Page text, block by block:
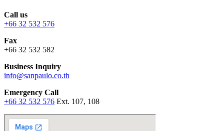
Call us
+66 32 532 576
Fax
+66 32 532 582
Business Inquiry
info@sanpaulo.co.th
Emergency Call
+66 32 532 576 Ext. 107, 108